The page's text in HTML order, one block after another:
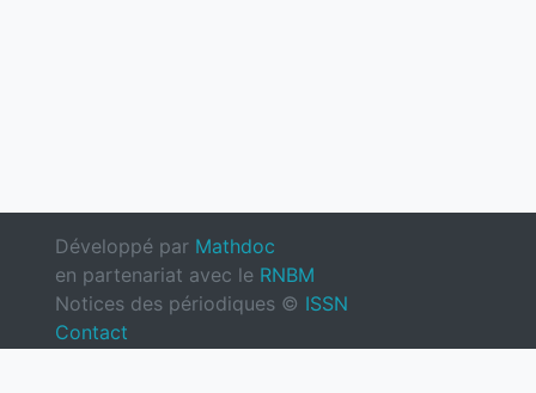
Développé par Mathdoc
en partenariat avec le RNBM
Notices des périodiques © ISSN
Contact